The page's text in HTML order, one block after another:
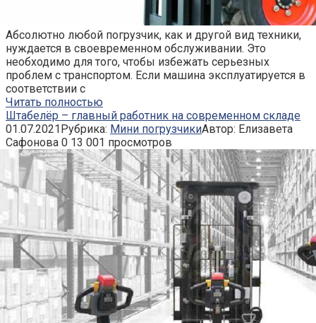
Абсолютно любой погрузчик, как и другой вид техники,
нуждается в своевременном обслуживании. Это
необходимо для того, чтобы избежать серьезных
проблем с транспортом. Если машина эксплуатируется в
соответствии с
Читать полностью
Штабелёр – главный работник на современном складе
01.07.2021Рубрика: Мини погрузчикиАвтор: Елизавета
Сафонова 0 13 001 просмотров